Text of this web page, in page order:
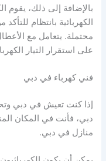
بالإضافة إلى ذلك، يقوم
الكهربائية بانتظام
محتملة. يتعامل مع
على استقرار التيار
فني كهرباء في دبي
إذا كنت تعيش في دبي
دبي، فأنت في المكان
منازل في دبي.